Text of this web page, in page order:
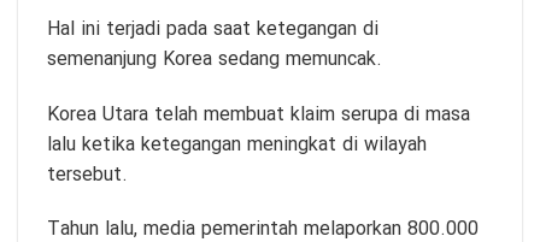
Hal ini terjadi pada saat ketegangan di
semenanjung Korea sedang memuncak.
Korea Utara telah membuat klaim serupa di masa
lalu ketika ketegangan meningkat di wilayah
tersebut.
Tahun lalu, media pemerintah melaporkan 800.000